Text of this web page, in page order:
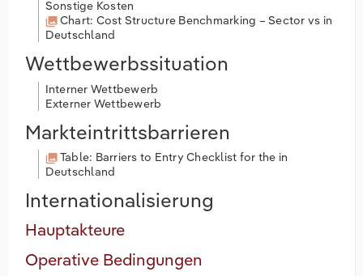
Sonstige Kosten
Chart: Cost Structure Benchmarking – Sector vs in
Deutschland
Wettbewerbssituation
Interner Wettbewerb
Externer Wettbewerb
Markteintrittsbarrieren
Table: Barriers to Entry Checklist for the in
Deutschland
Internationalisierung
Hauptakteure
Operative Bedingungen